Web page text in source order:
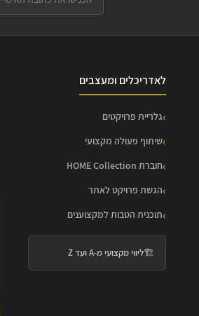
לאדריכלים ומעצבים
גלריית פרויקטים
שיתוף פעולה מקצועי
חוברת HOME Collection
הגשת פרויקט לאתר
תוכנית הטבות למקצוענים
🏗️ליווי מקצועי מ-A ועד Z